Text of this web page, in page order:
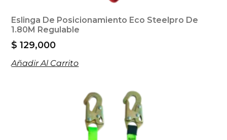
Eslinga De Posicionamiento Eco Steelpro De
1.80M Regulable
$ 129,000
Añadir Al Carrito